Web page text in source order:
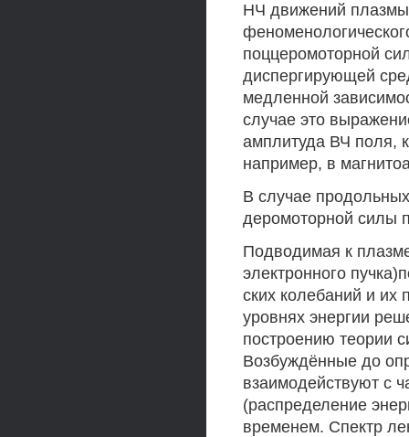
НЧ движений
поццеромоторной
диспергирующей
медленной
случае это
амплитуда ВЧ поля,
например, в
В случае
деромоторной силы
Подводимая к
электронного
ских колебаний и
уровнях энергии
построению теории
Возбуждённые до
взаимодействуют с
(распределение
временем. Спектр